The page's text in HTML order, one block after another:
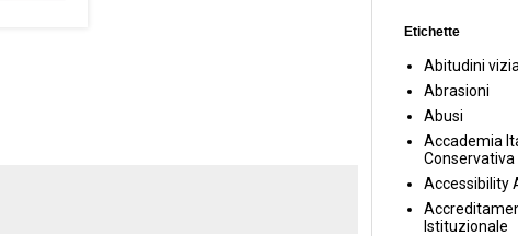
Etichette
Abitudini
Abrasioni
Abusi
Accademia
Conservativa
Accessibility
Istituzionale